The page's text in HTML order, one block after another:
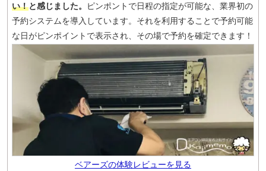
い！と感じました。
ピンポントで日程の指定が可能な、業界初の
予約システムを導入しています。それを利用することで予約可能
な日がピンポイントで表示され、その場で予約を確定できます！
ベアーズの体験レビューを見る